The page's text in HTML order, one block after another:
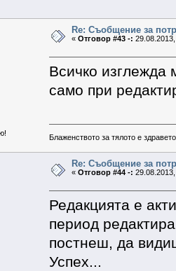
Re: Съобщение за
«Отговор #43 -:
Всичко изглежда
само при
Блаженството за тялото е
Re: Съобщение за
«Отговор #44 -:
Редакцията е
период
постнеш, да
Успех...